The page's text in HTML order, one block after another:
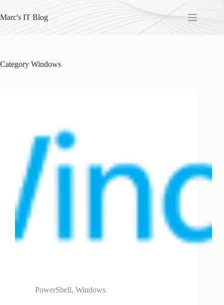
to
content
Marc's IT Blog
Category Windows
PowerShell, Windows